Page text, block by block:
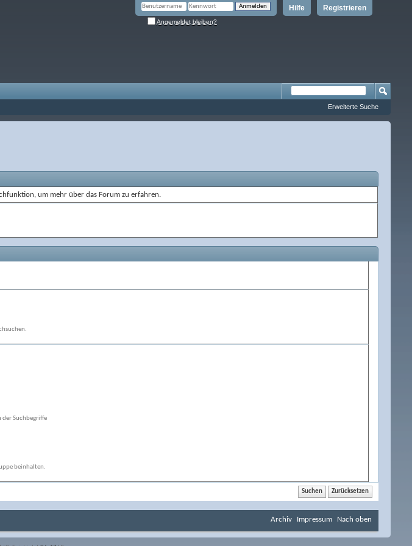
Registrieren
Hilfe
Angemeldet bleiben?
Erweiterte Suche
um mehr über das Forum zu erfahren.
der Suchbegriffe
beinhalten.
Archiv Impressum Nach oben